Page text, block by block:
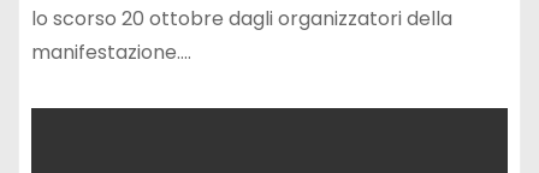
lo scorso 20 ottobre dagli organizzatori della
manifestazione.…